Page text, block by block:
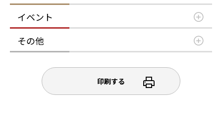
イベント
その他
印刷する